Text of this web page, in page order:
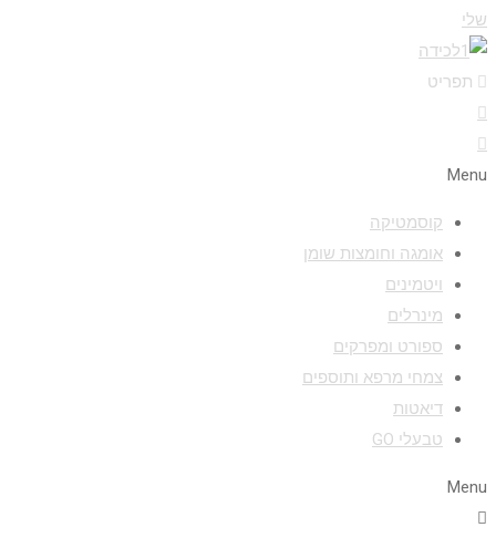
שלי
תפריט
Menu
קוסמטיקה
אומגה וחומצות שומן
ויטמינים
מינרלים
ספורט ומפרקים
צמחי מרפא ותוספים
דיאטות
טבעלי GO
Menu